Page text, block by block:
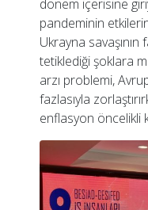
dönem içerisine
pandeminin
Ukrayna
tetiklediği şoklara
arzı problemi,
fazlasıyla
enflasyon öncelikli